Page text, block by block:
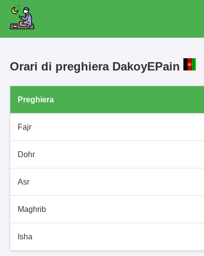
Orari di preghiera DakoyEPain
Preghiera
Fajr
Dohr
Asr
Maghrib
Isha